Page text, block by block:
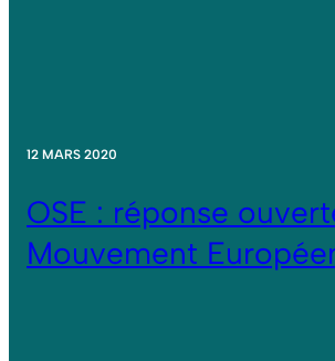
12 MARS 2020
OSE : réponse
Mouvement